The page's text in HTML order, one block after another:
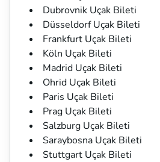
Dubrovnik Uçak Bileti
Düsseldorf Uçak Bileti
Frankfurt Uçak Bileti
Köln Uçak Bileti
Madrid Uçak Bileti
Ohrid Uçak Bileti
Paris Uçak Bileti
Prag Uçak Bileti
Salzburg Uçak Bileti
Saraybosna Uçak Bileti
Stuttgart Uçak Bileti